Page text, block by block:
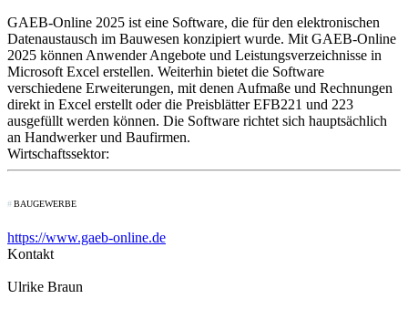
GAEB-Online 2025 ist eine Software, die für den elektronischen
Datenaustausch im Bauwesen konzipiert wurde. Mit GAEB-Online
2025 können Anwender Angebote und Leistungsverzeichnisse in
Microsoft Excel erstellen. Weiterhin bietet die Software
verschiedene Erweiterungen, mit denen Aufmaße und Rechnungen
direkt in Excel erstellt oder die Preisblätter EFB221 und 223
ausgefüllt werden können. Die Software richtet sich hauptsächlich
an Handwerker und Baufirmen.
Wirtschaftssektor:
BAUGEWERBE
https://www.gaeb-online.de
Kontakt
Ulrike Braun